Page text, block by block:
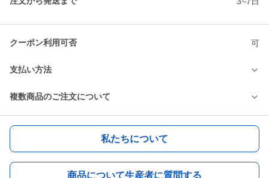
クーポン利用可否 可
支払い方法
複数商品のご注文について
私たちについて
商品について生産者に質問する